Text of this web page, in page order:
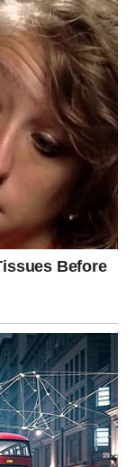
su
ili poziv
ljubavi — bilo
novom
osećate. Ovaj
može postati